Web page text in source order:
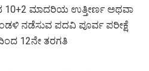
10+2 ಮಾದರಿಯ ಉತ್ತೀರ್ಣ ಅಥವಾ
ನಡೆಸುವ ಪದವಿ ಪೂರ್ವ ಪರೀಕ್ಷೆ
12ನೇ ತರಗತಿ